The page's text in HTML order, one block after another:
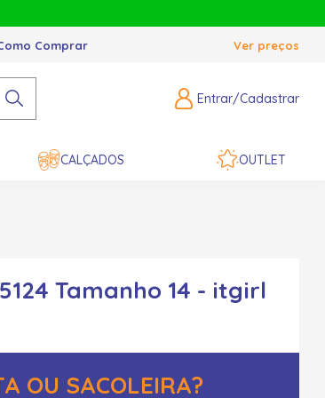
Comprar Ver preços
Entrar/Cadastrar
CALÇADOS OUTLET
Tamanho 14 - itgirl
OU SACOLEIRA?